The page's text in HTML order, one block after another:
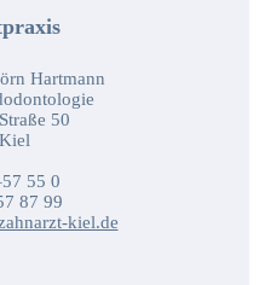
Hartmann
50
55 0
87 99
kiel.de